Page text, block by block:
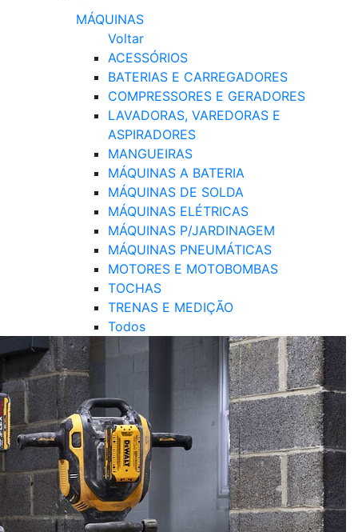
MÁQUINAS
Voltar
ACESSÓRIOS
BATERIAS E CARREGADORES
COMPRESSORES E GERADORES
LAVADORAS, VAREDORAS E
ASPIRADORES
MANGUEIRAS
MÁQUINAS A BATERIA
MÁQUINAS DE SOLDA
MÁQUINAS ELÉTRICAS
MÁQUINAS P/JARDINAGEM
MÁQUINAS PNEUMÁTICAS
MOTORES E MOTOBOMBAS
TOCHAS
TRENAS E MEDIÇÃO
Todos